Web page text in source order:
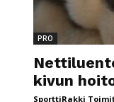
PRO
kivun
SporttiRakki